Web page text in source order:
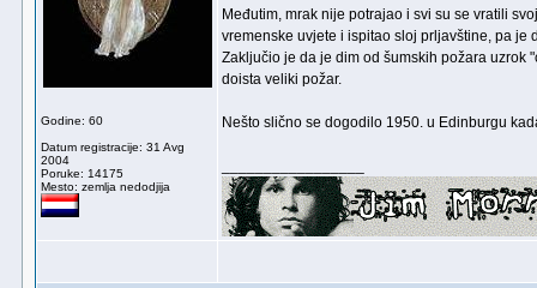
Godine: 60
Datum registracije: 31 Avg
2004
Poruke: 14175
Mesto: zemlja nedodjija
Međutim, mrak nije potrajao i svi su se vratili
vremenske uvjete i ispitao sloj prljavštine, pa je
Zaključio je da je dim od šumskih požara uzrok
doista veliki požar.
Nešto slično se dogodilo 1950. u Edinburgu